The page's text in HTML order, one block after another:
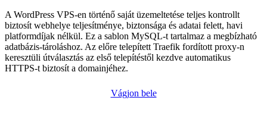
A WordPress VPS-en történő saját üzemeltetése teljes kontrollt
biztosít webhelye teljesítménye, biztonsága és adatai felett, havi
platformdíjak nélkül. Ez a sablon MySQL-t tartalmaz a megbízható
adatbázis-tároláshoz. Az előre telepített Traefik fordított proxy-n
keresztüli útválasztás az első telepítéstől kezdve automatikus
HTTPS-t biztosít a domainjéhez.
Vágjon bele